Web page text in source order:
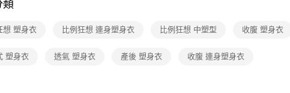
每筆NT$80，
物流宅配
類
想 塑身衣 比例狂想 連身塑身衣 比例狂想 中塑型 收腹 塑身衣
塑身衣 透氣 塑身衣 產後 塑身衣 收腹 連身塑身衣